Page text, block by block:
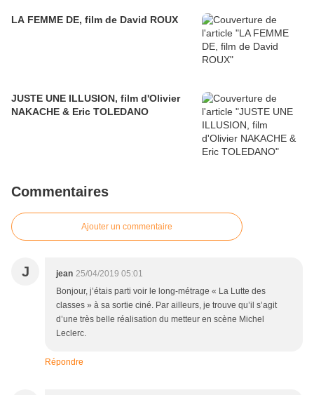
LA FEMME DE, film de David ROUX
JUSTE UNE ILLUSION, film d'Olivier
NAKACHE & Eric TOLEDANO
Commentaires
Ajouter un commentaire
J jean 25/04/2019 05:01
Bonjour, j’étais parti voir le long-métrage « La Lutte des
classes » à sa sortie ciné. Par ailleurs, je trouve qu’il s’agit
d’une très belle réalisation du metteur en scène Michel
Leclerc.
Répondre